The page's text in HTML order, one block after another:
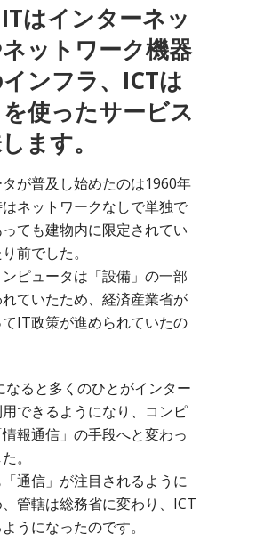
はインターネッ
ネットワーク機器
ンフラ、ICTは
使ったサービス
ます。
が普及し始めたのは1960年
ネットワークなしで単独で
ても建物内に限定されてい
前でした。
ピュータは「設備」の一部
ていたため、経済産業省が
IT政策が進められていたの
なると多くのひとがインター
できるようになり、コンピ
報通信」の手段へと変わっ
。
通信」が注目されるように
管轄は総務省に変わり、ICT
うになったのです。